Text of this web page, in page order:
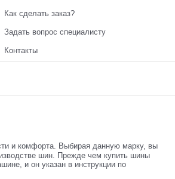
Как сделать заказ?
Задать вопрос специалисту
Контакты
и комфорта. Выбирая данную марку, вы
шин. Прежде чем купить шины
и он указан в инструкции по